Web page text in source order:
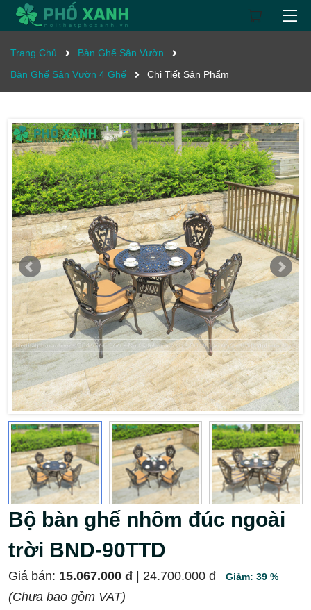
Trang Chủ
Bàn Ghế Sân Vườn
Bàn Ghế Sân Vườn 4 Ghế
Chi Tiết Sản Phẩm
Bộ bàn ghế nhôm đúc ngoài
trời BND-90TTD
Giá bán: 15.067.000 đ 24.700.000 đ Giảm: 39 %
(Chưa bao gồm VAT)